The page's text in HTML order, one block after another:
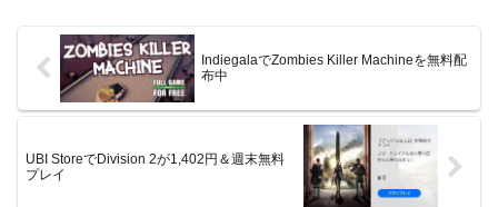
IndiegalaでZombies Killer Machineを無料配
布中
UBI StoreでDivision 2が1,402円＆週末無料
プレイ